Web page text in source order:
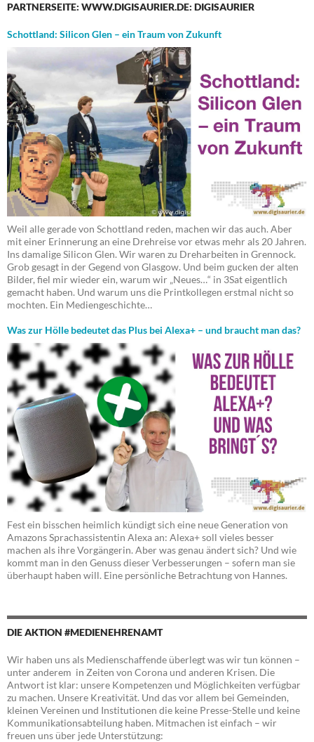
PARTNERSEITE: WWW.DIGISAURIER.DE: DIGISAURIER
Schottland: Silicon Glen – ein Traum von Zukunft
Weil alle gerade von Schottland reden, machen wir das auch. Aber
mit einer Erinnerung an eine Drehreise vor etwas mehr als 20 Jahren.
Ins damalige Silicon Glen. Wir waren zu Dreharbeiten in Grennock.
Grob gesagt in der Gegend von Glasgow. Und beim gucken der alten
Bilder, fiel mir wieder ein, warum wir „Neues…“ in 3Sat eigentlich
gemacht haben. Und warum uns die Printkollegen erstmal nicht so
mochten. Ein Mediengeschichte…
Was zur Hölle bedeutet das Plus bei Alexa+ – und braucht man das?
Fest ein bisschen heimlich kündigt sich eine neue Generation von
Amazons Sprachassistentin Alexa an: Alexa+ soll vieles besser
machen als ihre Vorgängerin. Aber was genau ändert sich? Und wie
kommt man in den Genuss dieser Verbesserungen – sofern man sie
überhaupt haben will. Eine persönliche Betrachtung von Hannes.
DIE AKTION #MEDIENEHRENAMT
Wir haben uns als Medienschaffende überlegt was wir tun können –
unter anderem in Zeiten von Corona und anderen Krisen. Die
Antwort ist klar: unsere Kompetenzen und Möglichkeiten verfügbar
zu machen. Unsere Kreativität. Und das vor allem bei Gemeinden,
kleinen Vereinen und Institutionen die keine Presse-Stelle und keine
Kommunikationsabteilung haben. Mitmachen ist einfach – wir
freuen uns über jede Unterstützung: